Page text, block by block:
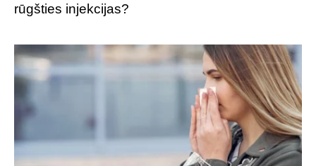
rūgšties injekcijas?